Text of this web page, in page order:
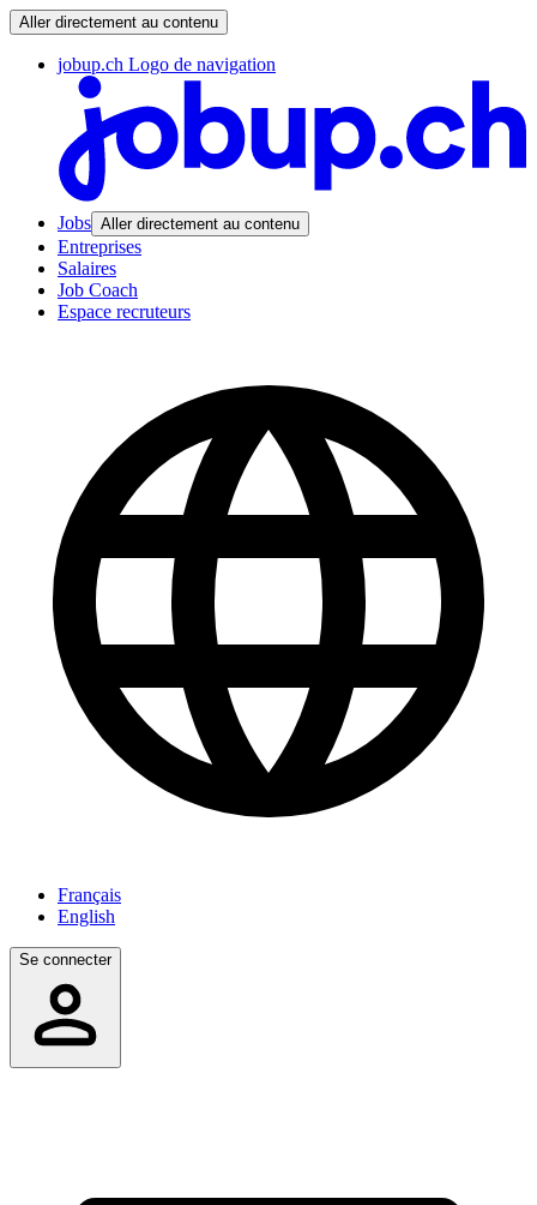
Aller directement au contenu
jobup.ch Logo de navigation
Jobs Aller directement au contenu
Entreprises
Salaires
Job Coach
Espace recruteurs
Français
English
Se connecter